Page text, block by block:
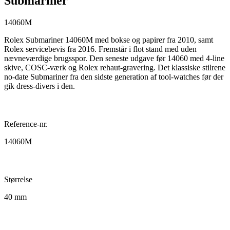
14060M
Rolex Submariner 14060M med bokse og papirer fra 2010, samt
Rolex servicebevis fra 2016. Fremstår i flot stand med uden
nævneværdige brugsspor. Den seneste udgave før 14060 med 4-line
skive, COSC-værk og Rolex rehaut-gravering. Det klassiske stilrene
no-date Submariner fra den sidste generation af tool-watches før der
gik dress-divers i den.
Reference-nr.
14060M
Størrelse
40 mm